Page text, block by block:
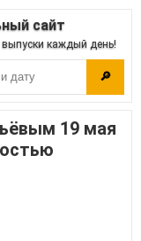
сайт
каждый день!
🔎
19 мая